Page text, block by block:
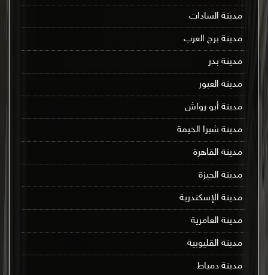
مدينة السادات
مدينة برج العرب
مدينة بدر
مدينة العبور
مدينة أبو رواش
مدينة شبرا الخيمة
مدينة القاهرة
مدينة الجيزة
مدينة الإسكندرية
مدينة العامرية
مدينة القليوبية
مدينة دمياط